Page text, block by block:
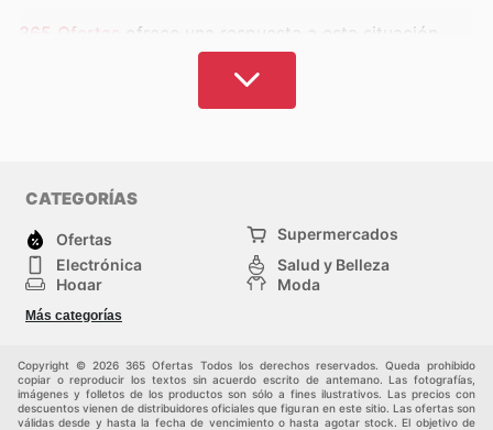
365 Ofertas
ofrece una respuesta a esta situación,
proporcionando una alternativa astuta y accesible
para todas tus adquisiciones.
acceder a productos de alta calidad a los precios más
competitivos del mercado, de manera constante.
Nuestro programa de lealtad por puntos te
recompensa por cada transacción, otorgándote
beneficios y premios exclusivos. Gracias a nuestro
localizar tus tiendas predilectas y explorar novedades
interesantes para que tus hijos dispongan de todo lo
CATEGORÍAS
Ofertas
Supermercados
Electrónica
Salud y Belleza
Hogar
Moda
Herramientas y jardinería
Infancia
Más categorías
Copyright © 2026 365 Ofertas Todos los derechos reservados. Queda prohibido
copiar o reproducir los textos sin acuerdo escrito de antemano. Las fotografías,
imágenes y folletos de los productos son sólo a fines ilustrativos. Las precios con
descuentos vienen de distribuidores oficiales que figuran en este sitio. Las ofertas son
válidas desde y hasta la fecha de vencimiento o hasta agotar stock. El objetivo de